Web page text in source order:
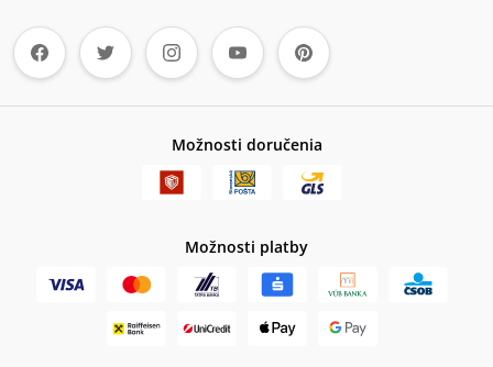
Možnosti doručenia
Možnosti platby